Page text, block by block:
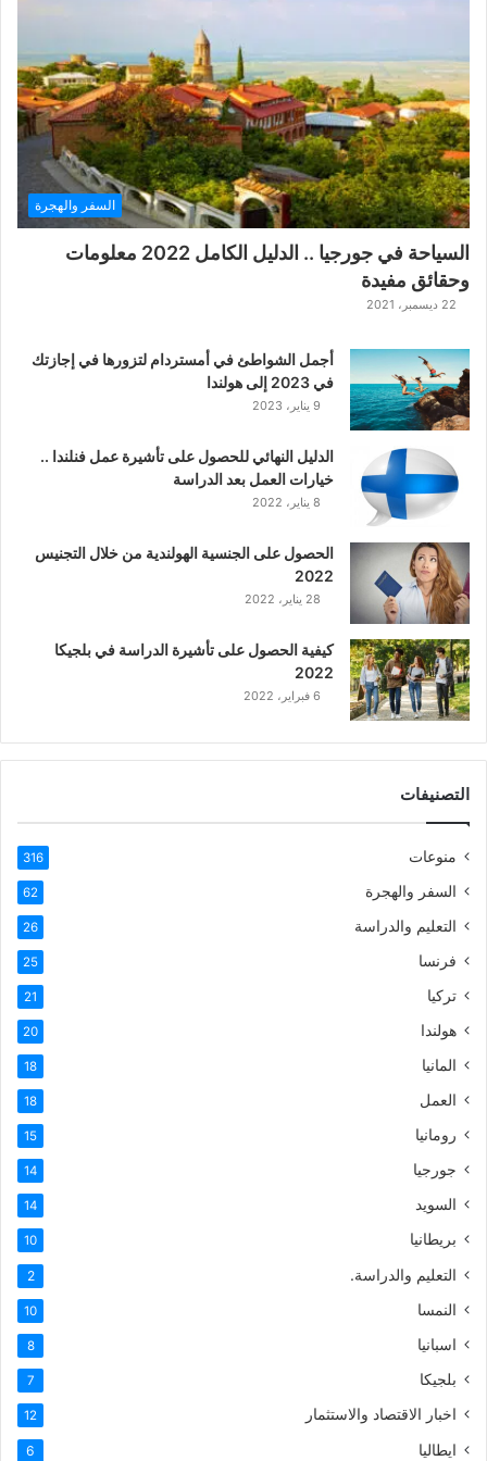
السفر والهجرة
السياحة في جورجيا .. الدليل الكامل 2022 معلومات
وحقائق مفيدة
22 ديسمبر، 2021
أجمل الشواطئ في أمستردام لتزورها في إجازتك
في 2023 إلى هولندا
9 يناير، 2023
الدليل النهائي للحصول على تأشيرة عمل فنلندا ..
خيارات العمل بعد الدراسة
8 يناير، 2022
الحصول على الجنسية الهولندية من خلال التجنيس
2022
28 يناير، 2022
كيفية الحصول على تأشيرة الدراسة في بلجيكا
2022
6 فبراير، 2022
التصنيفات
منوعات 316
السفر والهجرة 62
التعليم والدراسة 26
فرنسا 25
تركيا 21
هولندا 20
المانيا 18
العمل 18
رومانيا 15
جورجيا 14
السويد 14
بريطانيا 10
التعليم والدراسة. 2
النمسا 10
اسبانيا 8
بلجيكا 7
اخبار الاقتصاد والاستثمار 12
ايطاليا 6